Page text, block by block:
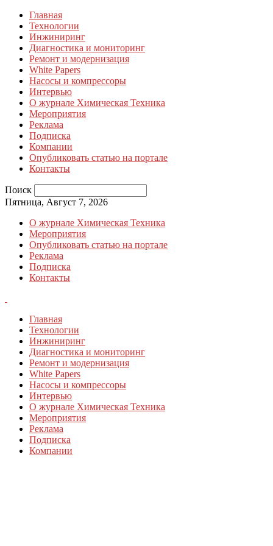
Главная
Технологии
Инжиниринг
Диагностика и мониторинг
Ремонт и модернизация
White Papers
Насосы и компрессоры
Интервью
О журнале Химическая Техника
Мероприятия
Реклама
Подписка
Компании
Опубликовать статью на портале
Контакты
Поиск
Пятница, Август 7, 2026
О журнале Химическая Техника
Мероприятия
Опубликовать статью на портале
Реклама
Подписка
Контакты
Главная
Технологии
Инжиниринг
Диагностика и мониторинг
Ремонт и модернизация
White Papers
Насосы и компрессоры
Интервью
О журнале Химическая Техника
Мероприятия
Реклама
Подписка
Компании